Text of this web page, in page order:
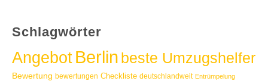
Schlagwörter
AngebotBerlin beste Umzugshelfer
Bewertung bewertungen Checkliste deutschlandweit Entrümpelung